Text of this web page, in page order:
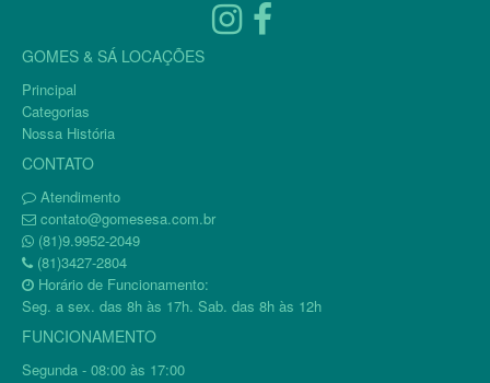
GOMES & SÁ LOCAÇÕES
Principal
Categorias
Nossa História
CONTATO
Atendimento
contato@gomesesa.com.br
(81)9.9952-2049
(81)3427-2804
Horário de Funcionamento:
Seg. a sex. das 8h às 17h. Sab. das 8h às 12h
FUNCIONAMENTO
Segunda - 08:00 às 17:00